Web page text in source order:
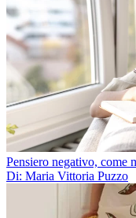
Pensiero negativo, come
Di: Maria Vittoria Puzzo